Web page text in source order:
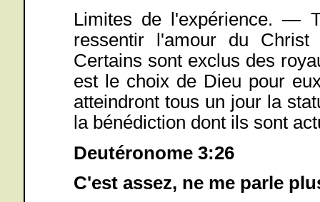
Limites de l'expérience. —
ressentir l'amour du
Certains sont exclus des
est le choix de Dieu pour
atteindront tous un jour la
la bénédiction dont ils sont
Deutéronome 3:26
C'est assez, ne me parle